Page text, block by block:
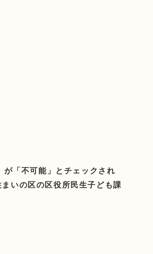
が「不可能」とチェックされ
いの区の区役所民生子ども課